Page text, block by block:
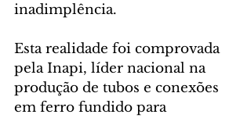
inadimplência.
Esta realidade foi comprovada
pela Inapi, líder nacional na
produção de tubos e conexões
em ferro fundido para